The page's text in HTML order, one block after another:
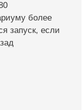
более
запуск, если